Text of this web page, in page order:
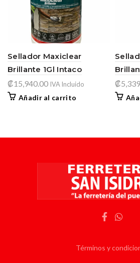
Sellador Maxiclear
Brillante 1Gl Intaco
₡15,940.00 IVA Incluido
Añadir al carrito
₡
Términos y